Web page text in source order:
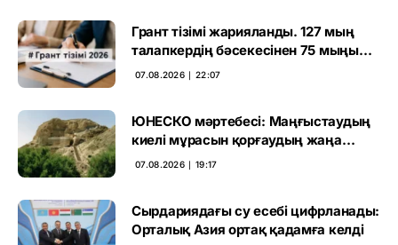
Грант тізімі жарияланды. 127 мың
талапкердің бәсекесінен 75 мыңы
өтті
07.08.2026 ∣ 22:07
ЮНЕСКО мәртебесі: Маңғыстаудың
киелі мұрасын қорғаудың жаңа
кезеңі басталды
07.08.2026 ∣ 19:17
Сырдариядағы су есебі цифрланады:
Орталық Азия ортақ қадамға келді